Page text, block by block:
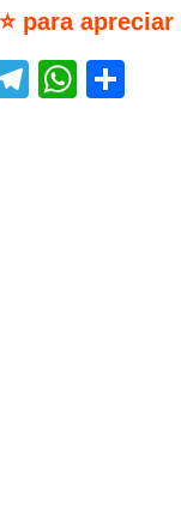
para
Telegram